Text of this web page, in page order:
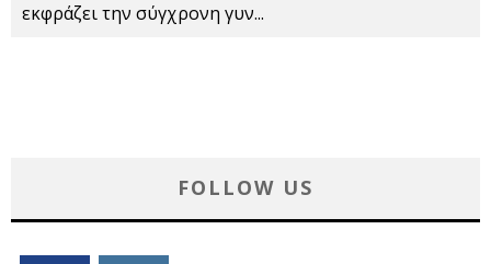
εκφράζει την σύγχρονη γυν...
FOLLOW US